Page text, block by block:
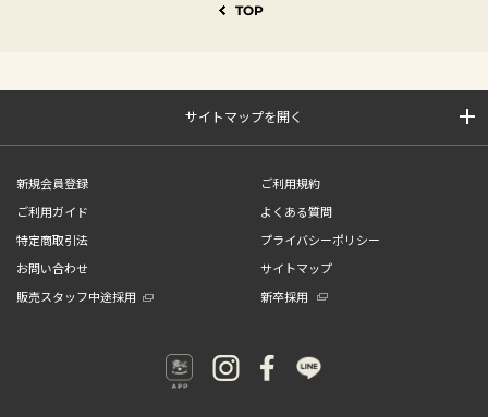
TOP
サイトマップを開く
新規会員登録
ご利用規約
ご利用ガイド
よくある質問
特定商取引法
プライバシーポリシー
お問い合わせ
サイトマップ
販売スタッフ中途採用
新卒採用